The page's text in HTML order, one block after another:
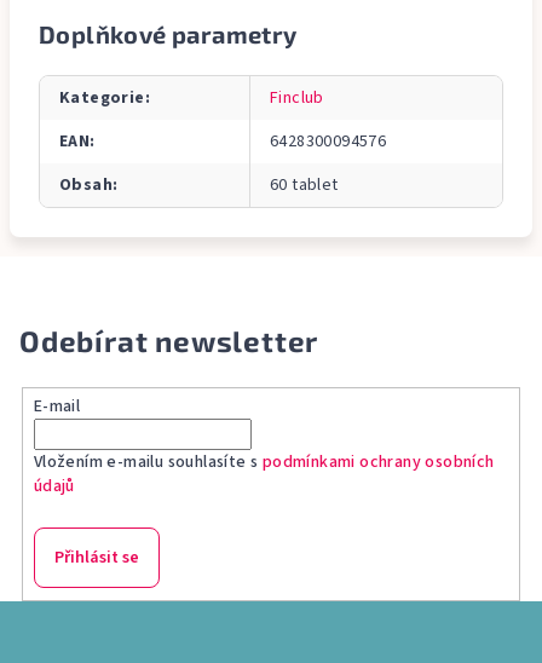
Doplňkové parametry
Kategorie:
Finclub
EAN:
6428300094576
Obsah: 60 tablet
Odebírat newsletter
E-mail
Vložením e-mailu souhlasíte s podmínkami ochrany osobních
údajů
Přihlásit se